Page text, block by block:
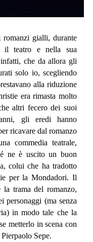
romanzi gialli, durante
il teatro e nella sua
che da allora gli
solo io, scegliendo
alla riduzione
era rimasta molto
altri fecero dei suoi
gli eredi hanno
ricavare dal romanzo
commedia teatrale,
ne è uscito un buon
colui che ha tradotto
per la Mondadori. Il
la trama del romanzo,
personaggi (ma senza
in modo tale che la
metterlo in scena con
Sepe.